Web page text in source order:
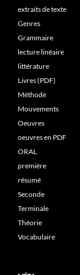
extraits de texte
Genres
Grammaire
lecture linéaire
littérature
Livres (PDF)
Méthode
Mouvements
Oeuvres
oeuvres en PDF
ORAL
première
résumé
Seconde
Terminale
Théorie
Vocabulaire